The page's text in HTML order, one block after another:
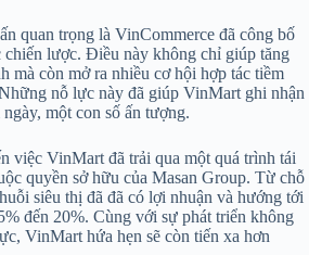
quan trọng là VinCommerce đã công bố
chiến lược. Điều này không chỉ giúp tăng
mà còn mở ra nhiều cơ hội hợp tác tiềm
nỗ lực này đã giúp VinMart ghi nhận
một con số ấn tượng.
việc VinMart đã trải qua một quá trình tái
quyền sở hữu của Masan Group. Từ chỗ
siêu thị đã đã có lợi nhuận và hướng tới
đến 20%. Cùng với sự phát triển không
VinMart hứa hẹn sẽ còn tiến xa hơn